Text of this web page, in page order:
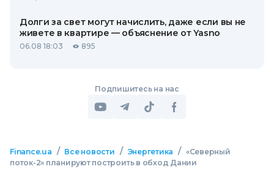
Долги за свет могут начислить, даже если вы не
живете в квартире — объяснение от Yasno
06.08 18:03 895
Подпишитесь на нас
Finance.ua / Все новости / Энергетика / «Северный
поток-2» планируют построить в обход Дании